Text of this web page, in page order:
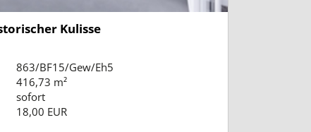
Kulisse
863/BF15/Gew/Eh5
416,73 m²
sofort
18,00 EUR